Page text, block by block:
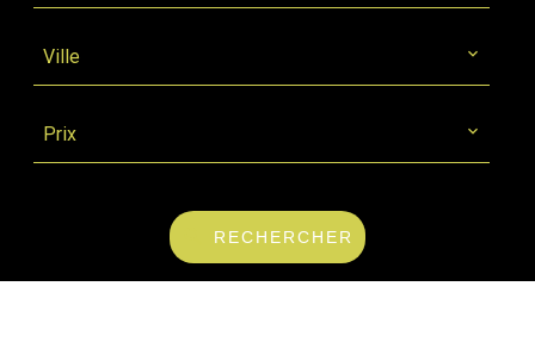
Ville
Prix
RECHERCHER